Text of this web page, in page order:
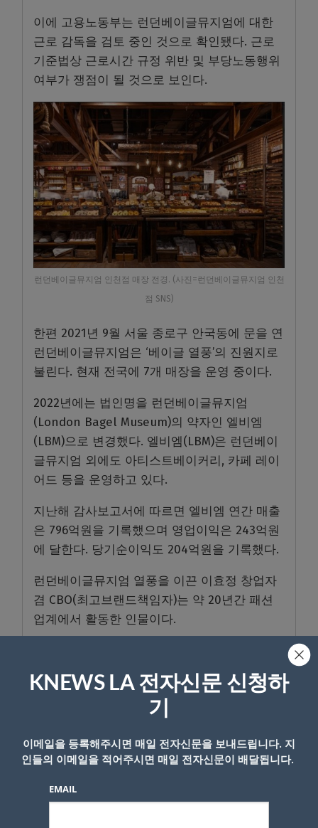
이에 고용노동부는 런던베이글뮤지엄에 대한
근로 감독을 검토 중인 것으로 확인됐다. 근로
기준법상 근로시간 규정 위반 및 부당노동행위
여부가 쟁점이 될 것으로 보인다.
런던베이글뮤지엄 인천점 매장 전경. (사진=런던베이글뮤지엄 인천
점 SNS)
한편 2021년 9월 서울 종로구 안국동에 문을 연
런던베이글뮤지엄은 ‘베이글 열풍’의 진원지로
불린다. 현재 전국에 7개 매장을 운영 중이다.
2022년에는 법인명을 런던베이글뮤지엄
(London Bagel Museum)의 약자인 엘비엠
(LBM)으로 변경했다. 엘비엠(LBM)은 런던베이
글뮤지엄 외에도 아티스트베이커리, 카페 레이
어드 등을 운영하고 있다.
지난해 감사보고서에 따르면 엘비엠 연간 매출
은 796억원을 기록했으며 영업이익은 243억원
에 달한다. 당기순이익도 204억원을 기록했다.
런던베이글뮤지엄 열풍을 이끈 이효정 창업자
겸 CBO(최고브랜드책임자)는 약 20년간 패션
업계에서 활동한 인물이다.
명소’를 만들어냈고, 이후 출판 활동 등을 통해
팬층까지 확보했다.
엘비엠은 올해 7월 국내 사모펀드(PEF) 운용사
JKL파트너스에 약 2000억원에 매각됐다. 공정
거래위원회는 같은 달 29일 JKL파트너스의 엘
KNEWS LA 전자신문 신청하
기
이메일을 등록해주시면 매일 전자신문을 보내드립니다. 지
인들의 이메일을 적어주시면 매일 전자신문이 배달됩니다.
EMAIL